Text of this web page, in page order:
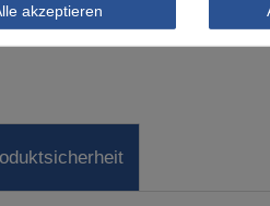
akzeptieren